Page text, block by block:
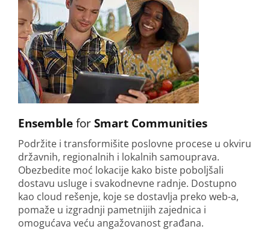
EnsembleforSmart Communities
Podržite i transformišite poslovne procese u okviru
državnih, regionalnih i lokalnih samouprava.
Obezbedite moć lokacije kako biste poboljšali
dostavu usluge i svakodnevne radnje. Dostupno
kao cloud rešenje, koje se dostavlja preko web-a,
pomaže u izgradnji pametnijih zajednica i
omogućava veću angažovanost građana.